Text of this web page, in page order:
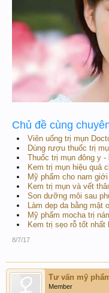
Chủ đề cùng
Viên uống trị mụn
Dùng rượu thuốc trị
Thuốc trị mụn đông y
Kem trị mụn hiệu quả
Mỹ phẩm cho nam giới
Kem trị mụn và vết
Son dưỡng môi sau
Làm dẹp da bằng mật
Mỹ phẩm mocha trị
Kem trị sẹo rỗ tốt nhất
8/7/17
Tư vấn mỹ
Member